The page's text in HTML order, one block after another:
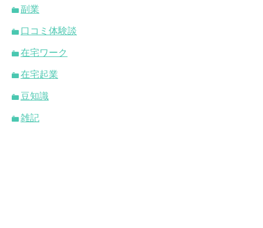
副業
口コミ体験談
在宅ワーク
在宅起業
豆知識
雑記